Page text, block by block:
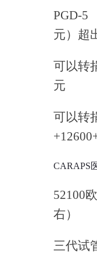
PGD-5
元）超
可以转
元
可以转
CARAPS
52100
右）
三代试